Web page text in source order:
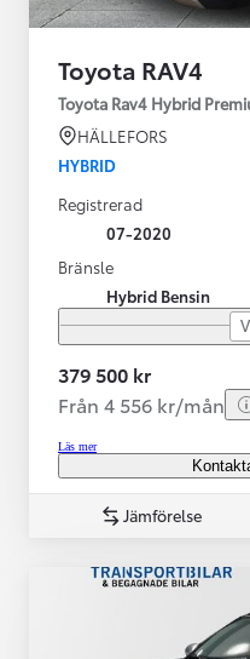
Toyota RAV4
Toyota Rav4 Hybrid
HÄLLEFORS
HYBRID
Registrerad
07-2020
Bränsle
Hybrid Bensin
379 500 kr
Från 4 556 kr/mån
Läs mer
Jämförelse